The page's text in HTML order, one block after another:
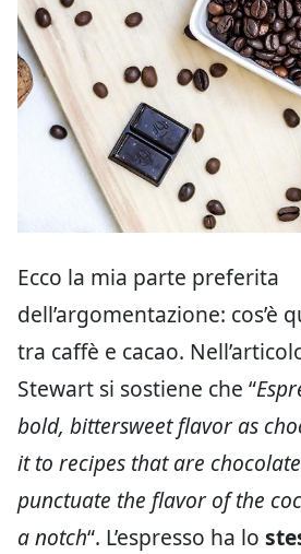
Ecco la mia parte preferita
dell’argomentazione: cos’è
tra caffè e cacao.
Stewart si sostiene che “
bold, bittersweet flavor as
it to recipes that are
punctuate the flavor of the
a notch“. L’espresso ha lo